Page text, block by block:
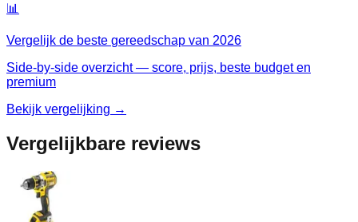
📊
Vergelijk de beste gereedschap van 2026
Side-by-side overzicht — score, prijs, beste budget en
premium
Bekijk vergelijking →
Vergelijkbare reviews